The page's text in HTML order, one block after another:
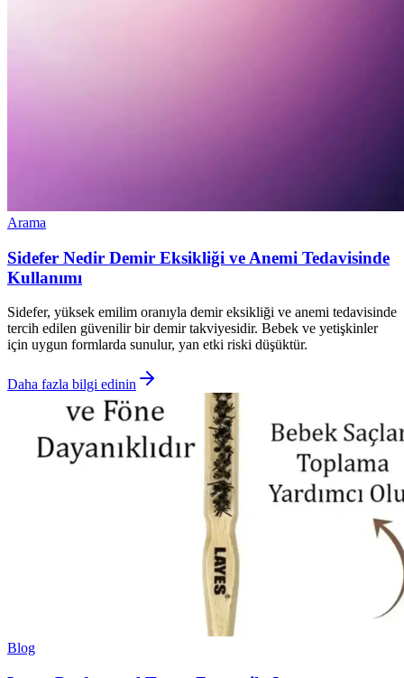
Arama
Sidefer Nedir Demir Eksikliği ve Anemi Tedavisinde
Kullanımı
Sidefer, yüksek emilim oranıyla demir eksikliği ve anemi tedavisinde
tercih edilen güvenilir bir demir takviyesidir. Bebek ve yetişkinler
için uygun formlarda sunulur, yan etki riski düşüktür.
Daha fazla bilgi edinin
Blog